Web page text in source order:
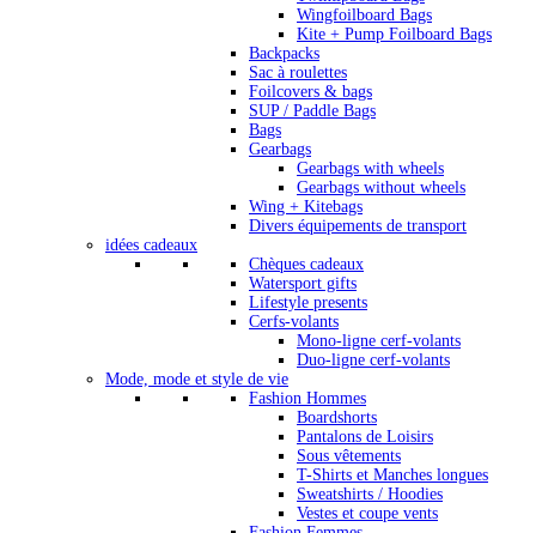
Wingfoilboard Bags
Kite + Pump Foilboard Bags
Backpacks
Sac à roulettes
Foilcovers & bags
SUP / Paddle Bags
Bags
Gearbags
Gearbags with wheels
Gearbags without wheels
Wing + Kitebags
Divers équipements de transport
idées cadeaux
Chèques cadeaux
Watersport gifts
Lifestyle presents
Cerfs-volants
Mono-ligne cerf-volants
Duo-ligne cerf-volants
Mode, mode et style de vie
Fashion Hommes
Boardshorts
Pantalons de Loisirs
Sous vêtements
T-Shirts et Manches longues
Sweatshirts / Hoodies
Vestes et coupe vents